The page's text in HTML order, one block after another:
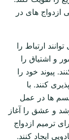
ازدواج های در
ارتباط را
و اشتیاق را
پیوند خود را
کنند. با
ها در عمل
و عشق را آغاز
ترمیم ازدواج
ایجاد کنند.